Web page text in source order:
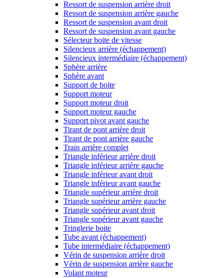
Ressort de suspension arrière droit
Ressort de suspension arrière gauche
Ressort de suspension avant droit
Ressort de suspension avant gauche
Sélecteur boite de vitesse
Silencieux arrière (échappement)
Silencieux intermédiaire (échappement)
Sphère arrière
Sphère avant
Support de boite
Support moteur
Support moteur droit
Support moteur gauche
Support pivot avant gauche
Tirant de pont arrière droit
Tirant de pont arrière gauche
Train arrière complet
Triangle inférieur arrière droit
Triangle inférieur arrière gauche
Triangle inférieur avant droit
Triangle inférieur avant gauche
Triangle supérieur arrière droit
Triangle supérieur arrière gauche
Triangle supérieur avant droit
Triangle supérieur avant gauche
Tringlerie boite
Tube avant (échappement)
Tube intermédiaire (échappement)
Vérin de suspension arrière droit
Vérin de suspension arrière gauche
Volant moteur